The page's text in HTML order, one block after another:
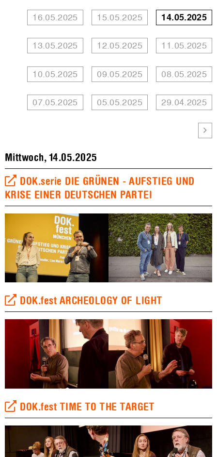
16.05.2025 15.05.2025 14.05.2025
13.05.2025 12.05.2025 11.05.2025
10.05.2025 09.05.2025 08.05.2025
07.05.2025 05.05.2025 29.04.2025
Mittwoch, 14.05.2025
DOK.serie DIE GRÜNEN - AUFSTIEG UND
KRISE EINER DEUTSCHEN PARTEI
DOK.fest ARCHEOLOGY OF LIGHT
DOK.fest TIME TO THE TARGET